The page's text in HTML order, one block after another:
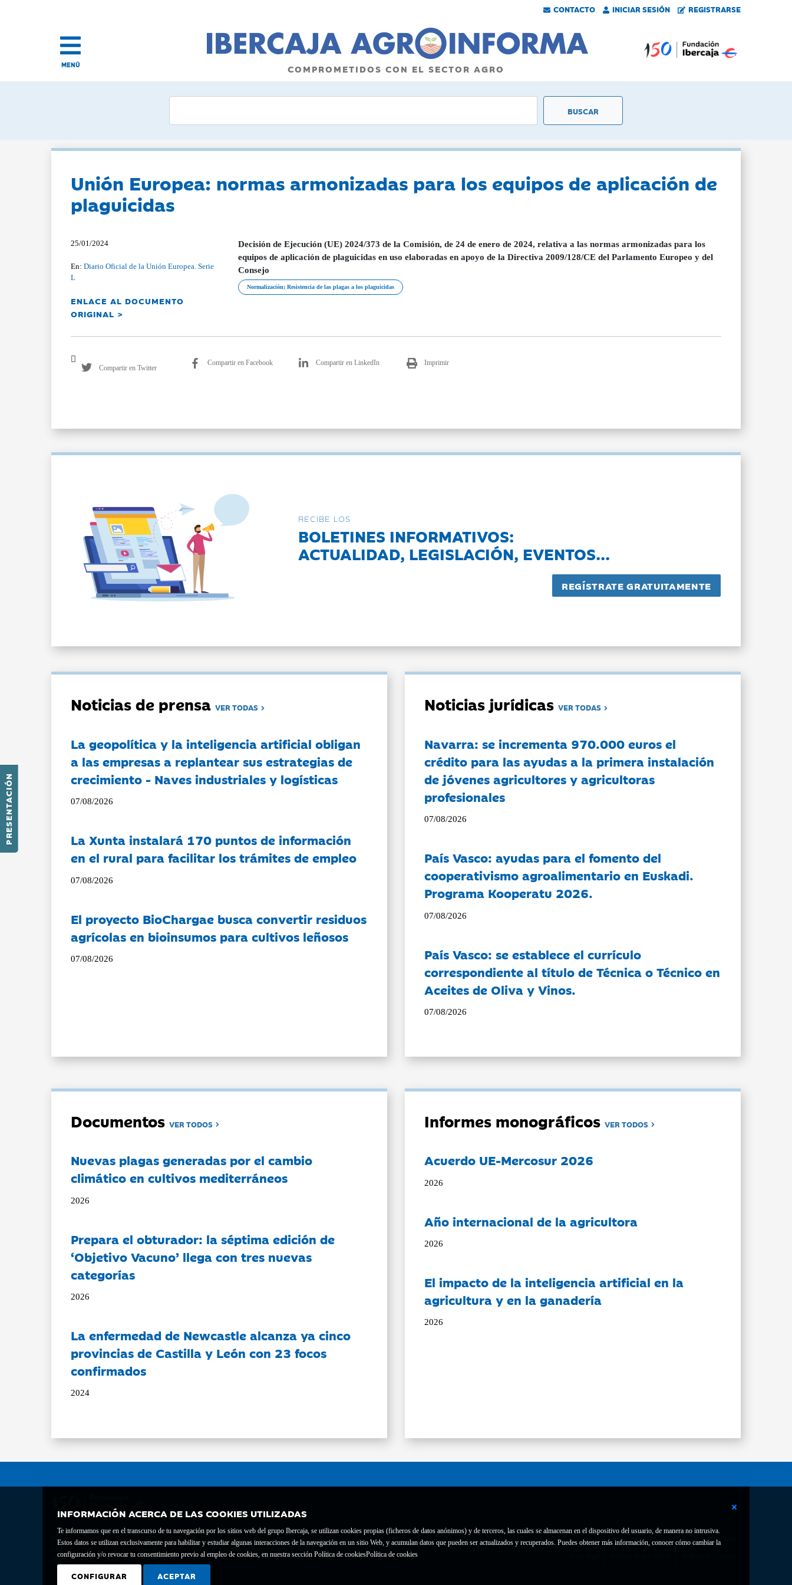
CONTACTO INICIAR SESIÓN REGISTRARSE
PRESENTACIÓN
MENÚ COMPROMETIDOS CON EL SECTOR AGRO
INFORMACIÓN ACERCA DE LAS COOKIES UTILIZADAS
Te informamos que en el transcurso de tu navegación por los sitios web del grupo Ibercaja, se utilizan cookies propias (ficheros de datos anónimos) y de terceros, las cuales se almacenan en el dispositivo del usuario, de manera no intrusiva.
Estos datos se utilizan exclusivamente para habilitar y estudiar algunas interacciones de la navegación en un sitio Web, y acumulan datos que pueden ser actualizados y recuperados. Puedes obtener más información, conocer cómo cambiar la
configuración y/o revocar tu consentimiento previo al empleo de cookies, en nuestra sección Política de cookiesPolítica de cookies
CONFIGURAR ACEPTAR
Unión Europea: normas armonizadas para los equipos de aplicación de
plaguicidas
25/01/2024
En:Diario Oficial de la Unión Europea. Serie
L
ENLACE AL DOCUMENTO
ORIGINAL >
Decisión de Ejecución (UE) 2024/373 de la Comisión, de 24 de enero de 2024, relativa a las normas armonizadas para los
equipos de aplicación de plaguicidas en uso elaboradas en apoyo de la Directiva 2009/128/CE del Parlamento Europeo y del
Consejo
Normalización; Resistencia de las plagas a los plaguicidas
Compartir en Twitter
Compartir en Facebook Compartir en LinkedIn Imprimir
RECIBE LOS
BOLETINES INFORMATIVOS:
ACTUALIDAD, LEGISLACIÓN, EVENTOS...
Noticias de prensaVER TODAS
La geopolítica y la inteligencia artificial obligan
a las empresas a replantear sus estrategias de
crecimiento - Naves industriales y logísticas
07/08/2026
La Xunta instalará 170 puntos de información
en el rural para facilitar los trámites de empleo
07/08/2026
El proyecto BioChargae busca convertir residuos
agrícolas en bioinsumos para cultivos leñosos
07/08/2026
Noticias jurídicasVER TODAS
Navarra: se incrementa 970.000 euros el
crédito para las ayudas a la primera instalación
de jóvenes agricultores y agricultoras
profesionales
07/08/2026
País Vasco: ayudas para el fomento del
cooperativismo agroalimentario en Euskadi.
Programa Kooperatu 2026.
07/08/2026
País Vasco: se establece el currículo
correspondiente al título de Técnica o Técnico en
Aceites de Oliva y Vinos.
07/08/2026
DocumentosVER TODOS
Nuevas plagas generadas por el cambio
climático en cultivos mediterráneos
2026
Prepara el obturador: la séptima edición de
‘Objetivo Vacuno’ llega con tres nuevas
categorías
2026
La enfermedad de Newcastle alcanza ya cinco
provincias de Castilla y León con 23 focos
confirmados
2024
Informes monográficosVER TODOS
Acuerdo UE-Mercosur 2026
2026
Año internacional de la agricultora
2026
El impacto de la inteligencia artificial en la
agricultura y en la ganadería
2026
Fundación Bancaria Ibercaja C.I.F. G-50000652.
Inscrita en el Registro de Fundaciones del Mº de Educación, Cultura y Deporte con el nº 1689.
Domicilio social: Joaquín Costa, 13. 50001 Zaragoza.
Contacto Declaración de accesibilidad